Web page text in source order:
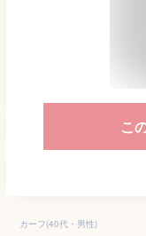
こ
カーフ(40代・男性)